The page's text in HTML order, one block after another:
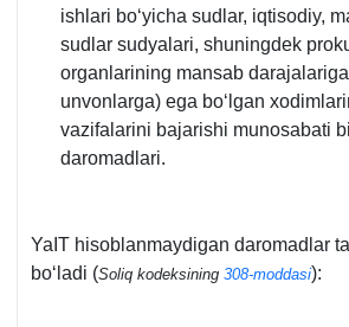
ishlari boʻyicha sudlar, iqtisodiy,
sudlar sudyalari, shuningdek
organlarining mansab
unvonlarga) ega boʻlgan
vazifalarini bajarishi munosabati
daromadlari.
YaIT hisoblanmaydigan daromadlar
boʻladi (Soliq kodeksining 308-moddasi):